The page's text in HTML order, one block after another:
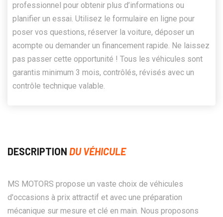
professionnel pour obtenir plus d’informations ou
planifier un essai. Utilisez le formulaire en ligne pour
poser vos questions, réserver la voiture, déposer un
acompte ou demander un financement rapide. Ne laissez
pas passer cette opportunité ! Tous les véhicules sont
garantis minimum 3 mois, contrôlés, révisés avec un
contrôle technique valable.
DESCRIPTION DU VÉHICULE
MS MOTORS propose un vaste choix de véhicules
d'occasions à prix attractif et avec une préparation
mécanique sur mesure et clé en main. Nous proposons